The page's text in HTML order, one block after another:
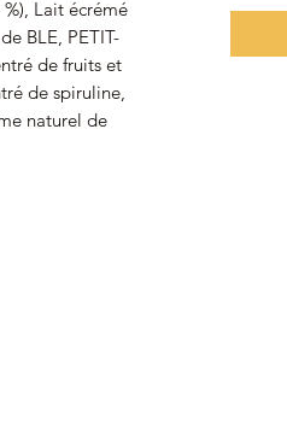
Lait écrémé
BLE, PETIT-
de fruits et
de spiruline,
naturel de